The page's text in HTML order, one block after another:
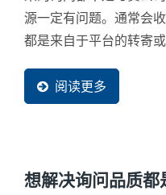
源一定有问题。通常会
都是来自于平台的转寄
以让买主不需要看过贵
也因为如此才会收到不
阅读更多
想解决询问品质都